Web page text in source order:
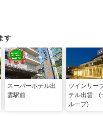
す
スーパーホテル出
雲駅前
ツインリー
テル出雲 (
ループ)